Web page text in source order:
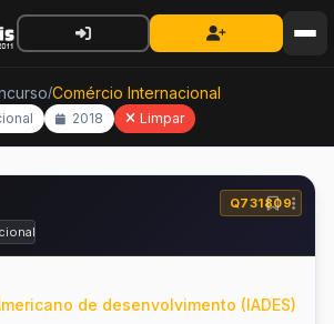
/Comércio Internacional
2018 Limpar
Q731809
de desenvolvimento (IADES)